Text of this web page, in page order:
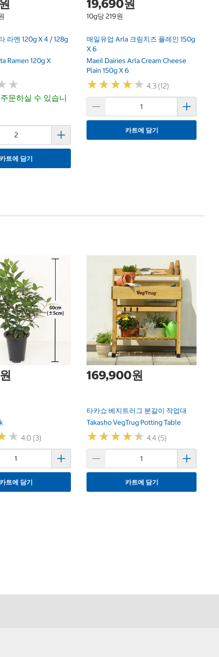
라멘 120g X 4 / 128g
Ramen 120g X
★
★
문하실 수 있습니
카트에 담기
19,690원
10g당 219원
매일유업 Arla 크림치즈 플레인 150g
X 6
Maeil Dairies Arla Cream Cheese
Plain 150g X 6
★★★★★
★★★★★ 4.3 (12)
카트에 담기
★
★ 4.0 (3)
카트에 담기
169,900원
타카쇼 베지트러그 분갈이 작업대
Takasho VegTrug Potting Table
★★★★★
★★★★★ 4.4 (5)
카트에 담기